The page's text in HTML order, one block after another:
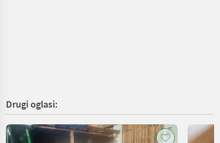
Drugi oglasi: